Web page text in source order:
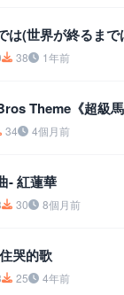
は(世界が終るま
38 1年前
Theme《超級馬
34 4個月前
- 紅蓮華
30 8個月前
哭的歌
25 4年前